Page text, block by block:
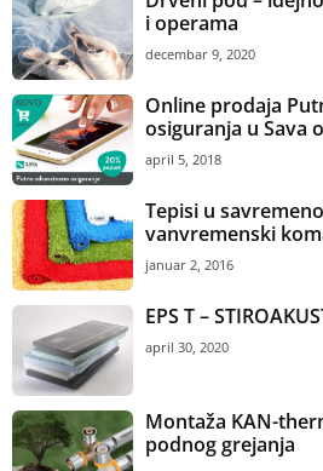
i operama
decembar 9, 2020
Online prodaja
osiguranja u Sava
april 5, 2018
Tepisi u
vanvremenski
januar 2, 2016
EPS T –
april 30, 2020
Montaža KAN-
podnog grejanja